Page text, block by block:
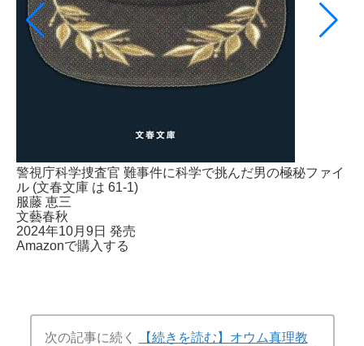
警視庁科学捜査官 難事件に科学で挑んだ男の極秘ファイ
ル (文春文庫 は 61-1)
服藤 恵三
文藝春秋
2024年10月9日 発売
Amazonで購入する
次の記事に続く
【続きを読む】オウム真理教